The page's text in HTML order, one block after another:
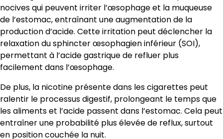
nocives qui peuvent irriter l’œsophage et la muqueuse
de l’estomac, entraînant une augmentation de la
production d’acide. Cette irritation peut déclencher la
relaxation du sphincter œsophagien inférieur (SOI),
permettant à l’acide gastrique de refluer plus
facilement dans l’œsophage.
De plus, la nicotine présente dans les cigarettes peut
ralentir le processus digestif, prolongeant le temps que
les aliments et l’acide passent dans l’estomac. Cela peut
entraîner une probabilité plus élevée de reflux, surtout
en position couchée la nuit.